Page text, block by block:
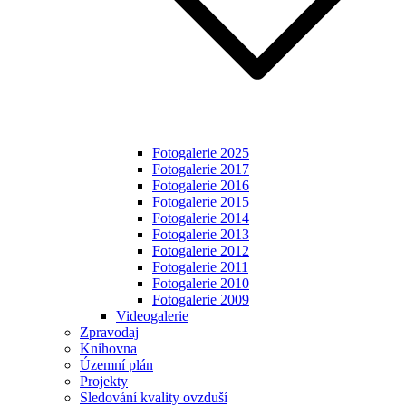
Fotogalerie 2025
Fotogalerie 2017
Fotogalerie 2016
Fotogalerie 2015
Fotogalerie 2014
Fotogalerie 2013
Fotogalerie 2012
Fotogalerie 2011
Fotogalerie 2010
Fotogalerie 2009
Videogalerie
Zpravodaj
Knihovna
Územní plán
Projekty
Sledování kvality ovzduší